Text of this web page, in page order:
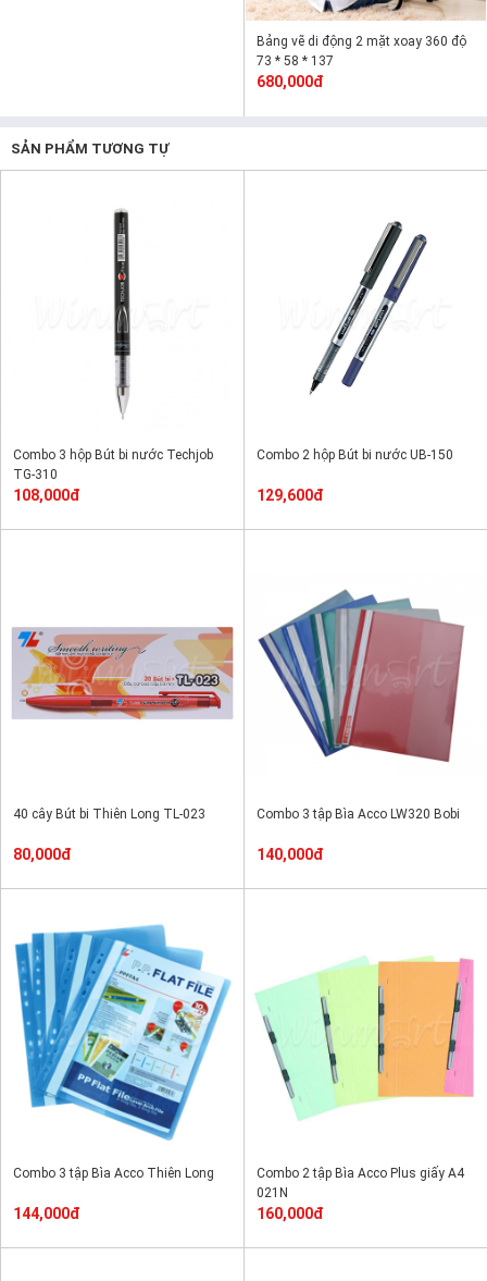
Bảng vẽ di động 2 mặt xoay 360 độ
73 * 58 * 137
680,000đ
SẢN PHẨM TƯƠNG TỰ
Combo 3 hộp Bút bi nước Techjob
TG-310
108,000đ
Combo 2 hộp Bút bi nước UB-150
129,600đ
40 cây Bút bi Thiên Long TL-023
80,000đ
Combo 3 tập Bìa Acco LW320 Bobi
140,000đ
Combo 3 tập Bìa Acco Thiên Long
144,000đ
Combo 2 tập Bìa Acco Plus giấy A4
021N
160,000đ